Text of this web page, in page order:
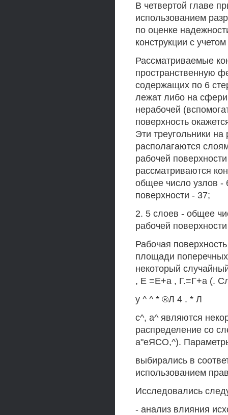
В четвертой главе
использованием
по оценке
конструкции с
Рассматриваемые
пространственную
содержащих по 6
лежат либо на
нерабочей
поверхность
Эти треугольники
располагаются
рабочей
рассматриваются
общее число узлов -
поверхности - 37;
2. 5 слоев - общее
рабочей
Рабочая
площади
некоторый
, Е =Е+а , Г.=Г+а (.
у ^ ^ * ®Л 4 . * Л
с^, а^ являются
распределение со
а"еЯСО,^).
выбирались в
использованием
Исследовались
- анализ влияния